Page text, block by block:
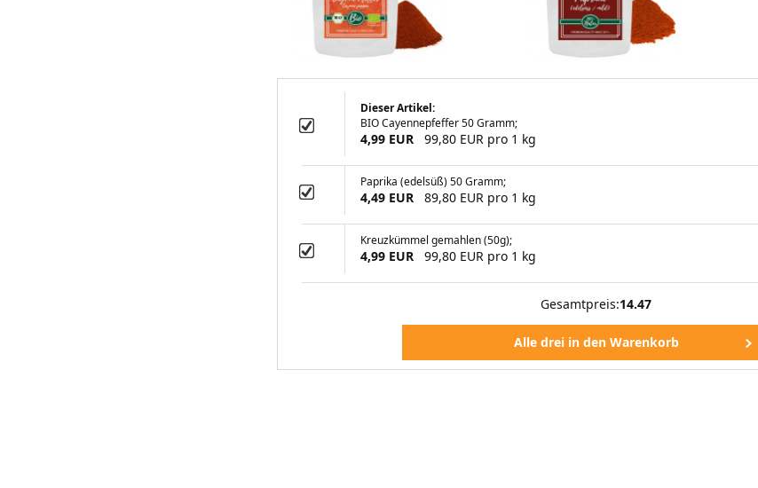
Dieser Artikel:
BIO Cayennepfeffer 50 Gramm;
4,99 EUR 99,80 EUR pro 1 kg
Paprika (edelsüß) 50 Gramm;
4,49 EUR 89,80 EUR pro 1 kg
Kreuzkümmel gemahlen (50g);
4,99 EUR 99,80 EUR pro 1 kg
Gesamtpreis:14.47